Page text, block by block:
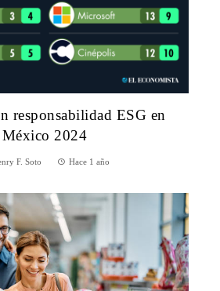
responsabilidad ESG en
México 2024
F. Soto Hace 1 año